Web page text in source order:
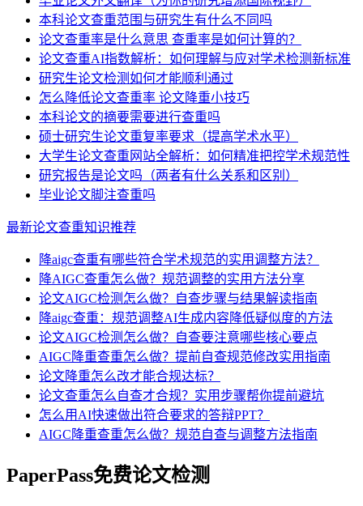
本科论文查重范围与研究生有什么不同吗
论文查重率是什么意思 查重率是如何计算的？
论文查重AI指数解析：如何理解与应对学术检测新标准
研究生论文检测如何才能顺利通过
怎么降低论文查重率 论文降重小技巧
本科论文的摘要需要进行查重吗
硕士研究生论文重复率要求（提高学术水平）
大学生论文查重网站全解析：如何精准把控学术规范性
研究报告是论文吗（两者有什么关系和区别）
毕业论文脚注查重吗
最新论文查重知识推荐
降aigc查重有哪些符合学术规范的实用调整方法？
降AIGC查重怎么做？规范调整的实用方法分享
论文AIGC检测怎么做？自查步骤与结果解读指南
降aigc查重：规范调整AI生成内容降低疑似度的方法
论文AIGC检测怎么做？自查要注意哪些核心要点
AIGC降重查重怎么做？提前自查规范修改实用指南
论文降重怎么改才能合规达标？
论文查重怎么自查才合规？实用步骤帮你提前避坑
怎么用AI快速做出符合要求的答辩PPT？
AIGC降重查重怎么做？规范自查与调整方法指南
PaperPass免费论文检测